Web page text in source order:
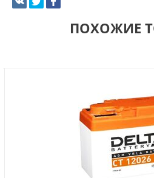
ПОХОЖИЕ